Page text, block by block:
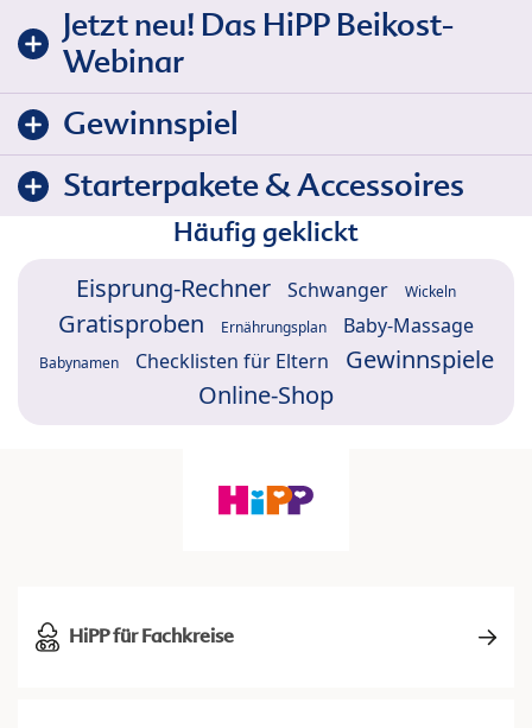
Jetzt neu! Das HiPP Beikost-
Webinar
Gewinnspiel
Starterpakete & Accessoires
Häufig geklickt
Eisprung-Rechner Schwanger Wickeln
Gratisproben Ernährungsplan Baby-Massage
Babynamen Checklisten für Eltern
Gewinnspiele
Online-Shop
HiPP für Fachkreise